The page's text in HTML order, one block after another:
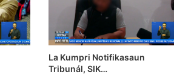
La Kumpri Notifikasaun
Tribunál, SIK…